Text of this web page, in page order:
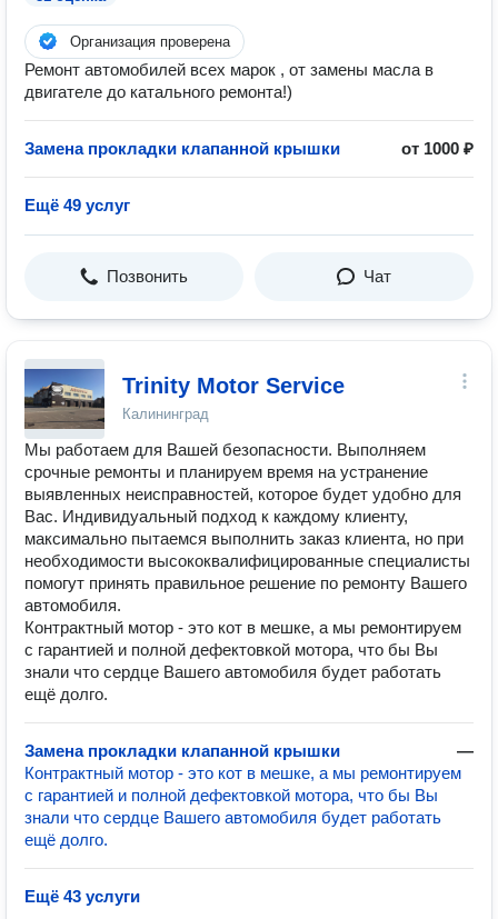
Организация проверена
Ремонт автомобилей всех марок , от замены масла в
двигателе до катального ремонта!)
Замена прокладки клапанной крышки от 1000 ₽
Ещё 49 услуг
Позвонить Чат
Trinity Motor Service
Калининград
Мы работаем для Вашей безопасности. Выполняем
срочные ремонты и планируем время на устранение
выявленных неисправностей, которое будет удобно для
Вас. Индивидуальный подход к каждому клиенту,
максимально пытаемся выполнить заказ клиента, но при
необходимости высококвалифицированные специалисты
помогут принять правильное решение по ремонту Вашего
автомобиля.
Контрактный мотор - это кот в мешке, а мы ремонтируем
с гарантией и полной дефектовкой мотора, что бы Вы
знали что сердце Вашего автомобиля будет работать
ещё долго.
Замена прокладки клапанной крышки
—
Контрактный мотор - это кот в мешке, а мы ремонтируем
с гарантией и полной дефектовкой мотора, что бы Вы
знали что сердце Вашего автомобиля будет работать
ещё долго.
Ещё 43 услуги